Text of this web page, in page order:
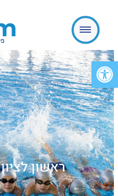
פתח סרגל
ראשון